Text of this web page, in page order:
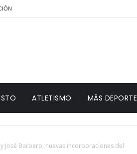
ATLETISMO MÁS DEPORTE
José Barbero, nuevas incorporaciones del